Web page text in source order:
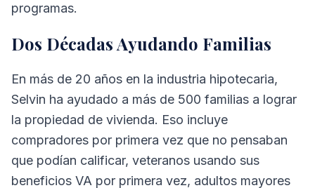
programas.
Dos Décadas Ayudando Familias
En más de 20 años en la industria hipotecaria,
Selvin ha ayudado a más de 500 familias a lograr
la propiedad de vivienda. Eso incluye
compradores por primera vez que no pensaban
que podían calificar, veteranos usando sus
beneficios VA por primera vez, adultos mayores